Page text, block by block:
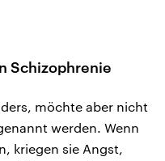
Schizophrenie
möchte aber nicht
werden. Wenn
kriegen sie Angst,